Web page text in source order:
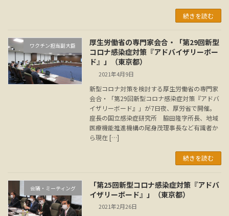
続きを読む
ワクチン担当副大臣
厚生労働省の専門家会合・「第29回新型
コロナ感染症対策『アドバイザリーボー
ド』」（東京都）
2021年4月9日
新型コロナ対策を検討する厚生労働省の専門家
会合・「第29回新型コロナ感染症対策『アドバ
イザリーボード』」が7日夜、厚労省で開催。
座長の国立感染症研究所 脇田隆字所長、地域
医療機能推進機構の尾身茂理事長など有識者か
ら現在 […]
続きを読む
会議・ミーティング
「第25回新型コロナ感染症対策『アドバ
イザリーボード』」（東京都）
2021年2月26日